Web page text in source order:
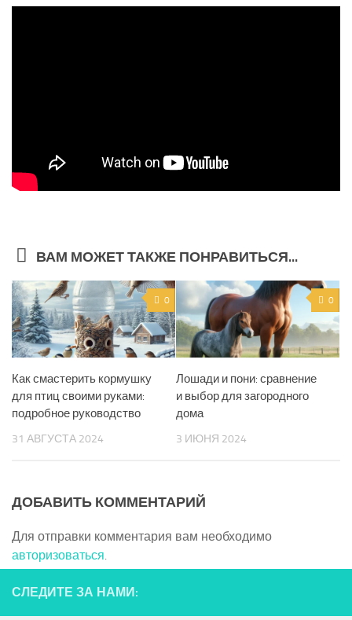
ВАМ МОЖЕТ ТАКЖЕ ПОНРАВИТЬСЯ...
0
Как смастерить кормушку
для птиц своими руками:
подробное руководство
31 АВГУСТА 2024
0
Лошади и пони: сравнение
и выбор для загородного
дома
3 ИЮНЯ 2024
ДОБАВИТЬ КОММЕНТАРИЙ
Для отправки комментария вам необходимо
авторизоваться.
СЛЕДИТЕ ЗА НАМИ: